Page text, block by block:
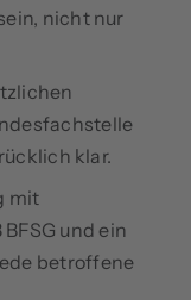
nicht nur
klar.
mit
und ein
betroffene